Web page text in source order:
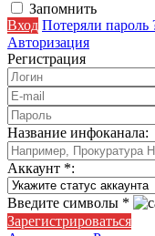
Запомнить
Вход Потеряли пароль
Авторизация
Регистрация
Название инфоканала:
Аккаунт *:
Введите символы *
Зарегистрироваться